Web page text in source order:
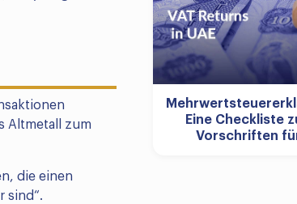
Altmetall zum
die einen
sind“.
Eine Checkliste
Vorschriften